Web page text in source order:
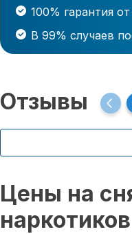
100% гарантия
В 99% случаев
Отзывы
Цены на